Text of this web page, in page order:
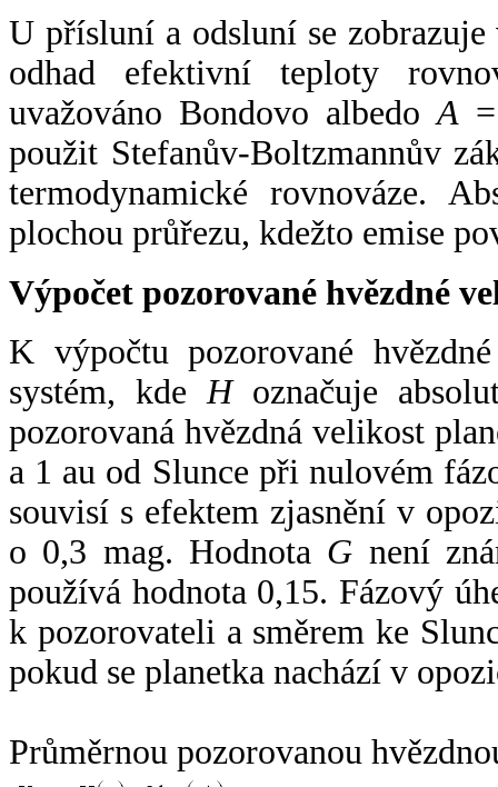
U přísluní a odsluní se
odhad efektivní teploty
uvažováno Bondovo albedoA
použit Stefanův-Boltzmannův
termodynamické rovnováze.
plochou průřezu, kdežto emise
Výpočet pozorované hvězdné
K výpočtu pozorované
systém, kde Hoznačuje
pozorovaná hvězdná velikost
a 1 au od Slunce při nulovém
souvisí s efektem zjasnění v
o 0,3 mag. Hodnota G není
používá hodnota 0,15. Fázový
k pozorovateli a směrem ke
pokud se planetka nachází v
Průměrnou pozorovanou